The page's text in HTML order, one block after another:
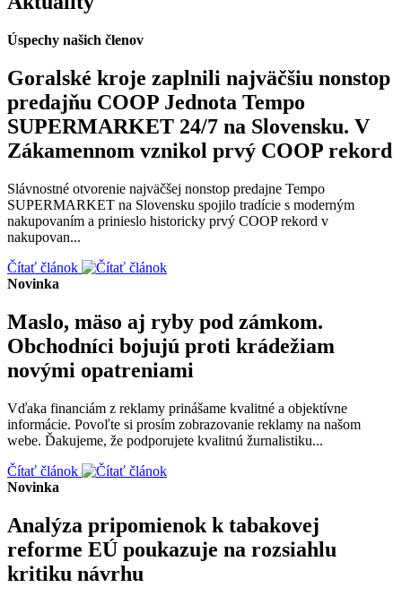
Úspechy našich členov
Goralské kroje zaplnili najväčšiu nonstop
predajňu COOP Jednota Tempo
SUPERMARKET 24/7 na Slovensku. V
Zákamennom vznikol prvý COOP rekord
Slávnostné otvorenie najväčšej nonstop predajne Tempo
SUPERMARKET na Slovensku spojilo tradície s moderným
nakupovaním a prinieslo historicky prvý COOP rekord v
nakupovan...
Čítať článok
Novinka
Maslo, mäso aj ryby pod zámkom.
Obchodníci bojujú proti krádežiam
novými opatreniami
Vďaka financiám z reklamy prinášame kvalitné a objektívne
informácie. Povoľte si prosím zobrazovanie reklamy na našom
webe. Ďakujeme, že podporujete kvalitnú žurnalistiku...
Čítať článok
Novinka
Analýza pripomienok k tabakovej
reforme EÚ poukazuje na rozsiahlu
kritiku návrhu